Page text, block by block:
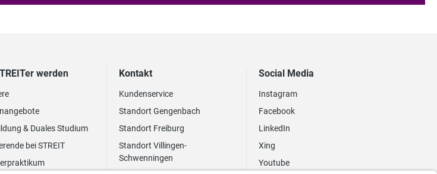
werden
& Duales Studium
bei STREIT
Kontakt
Kundenservice
Standort Gengenbach
Standort Freiburg
Standort Villingen-
Schwenningen
Social Media
Instagram
Facebook
LinkedIn
Xing
Youtube